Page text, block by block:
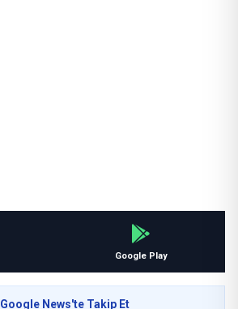
Google Play
Google News'te Takip Et